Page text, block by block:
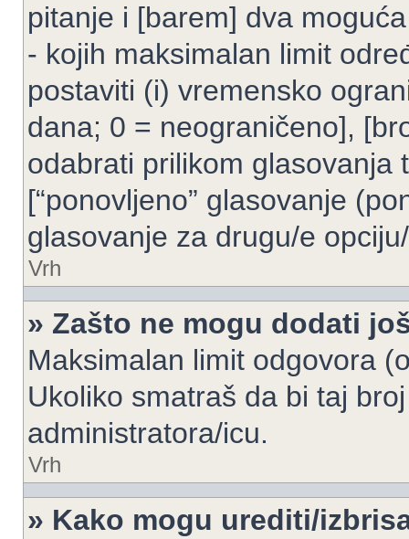
pitanje i [barem] dva
- kojih maksimalan limit
postaviti (i) vremensko
dana; 0 = neograničeno],
odabrati prilikom glasovanja
[“ponovljeno” glasovanje
glasovanje za drugu/e
Vrh
» Zašto ne mogu dodati
Maksimalan limit odgovora
Ukoliko smatraš da bi taj
administratora/icu.
Vrh
» Kako mogu urediti/